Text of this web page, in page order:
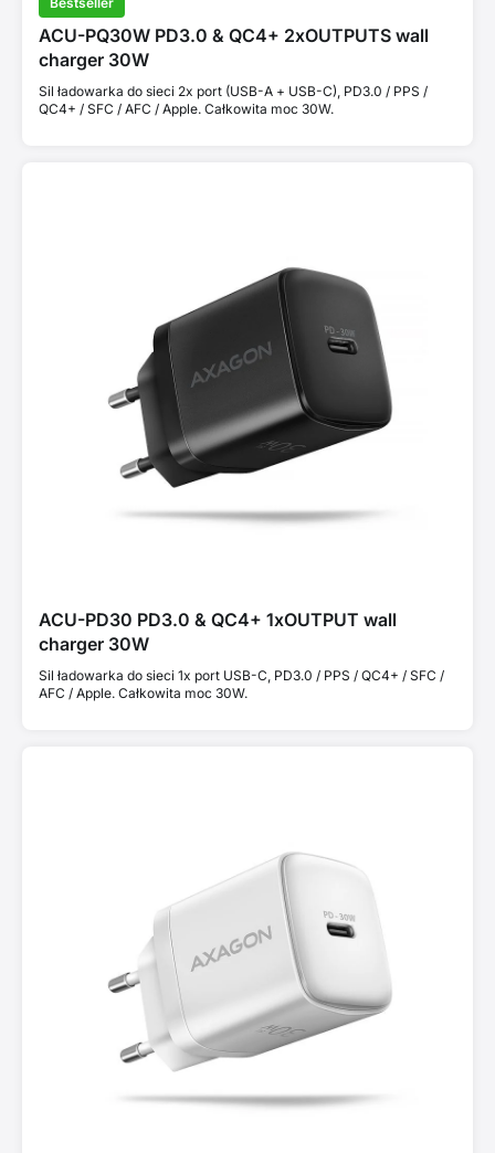
ACU-PQ30W PD3.0 & QC4+ 2xOUTPUTS wall
charger 30W
Sil ładowarka do sieci 2x port (USB-A + USB-C), PD3.0 / PPS /
QC4+ / SFC / AFC / Apple. Całkowita moc 30W.
ACU-PD30 PD3.0 & QC4+ 1xOUTPUT wall
charger 30W
Sil ładowarka do sieci 1x port USB-C, PD3.0 / PPS / QC4+ / SFC /
AFC / Apple. Całkowita moc 30W.